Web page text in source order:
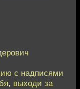
с надписями
выходи за